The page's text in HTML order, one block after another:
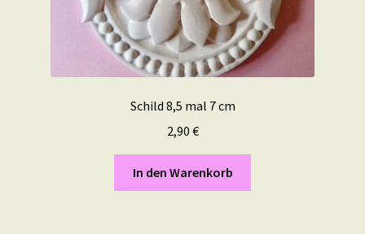
Schild 8,5 mal 7 cm
2,90 €
In den Warenkorb